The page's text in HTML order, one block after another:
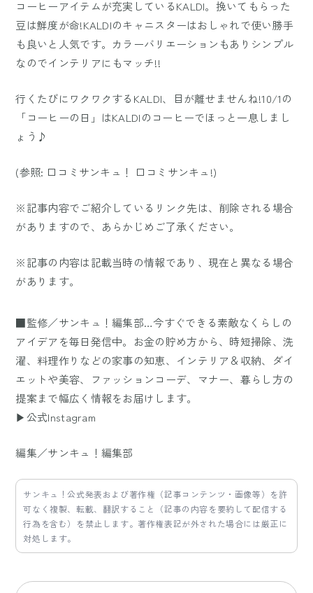
コーヒーアイテムが充実しているKALDI。挽いてもらった
豆は鮮度が命!KALDIのキャニスターはおしゃれで使い勝手
も良いと人気です。カラーバリエーションもありシンプル
なのでインテリアにもマッチ!!
行くたびにワクワクするKALDI、目が離せませんね!10/1の
「コーヒーの日」はKALDIのコーヒーでほっと一息しまし
ょう♪
(参照: 口コミサンキュ！ 口コミサンキュ!)
※記事内容でご紹介しているリンク先は、削除される場合
がありますので、あらかじめご了承ください。
※記事の内容は記載当時の情報であり、現在と異なる場合
があります。
■監修／サンキュ！編集部…今すぐできる素敵なくらしの
アイデアを毎日発信中。お金の貯め方から、時短掃除、洗
濯、料理作りなどの家事の知恵、インテリア＆収納、ダイ
エットや美容、ファッションコーデ、マナー、暮らし方の
提案まで幅広く情報をお届けします。
▶公式Instagram
編集／サンキュ！編集部
サンキュ！公式発表および著作権（記事コンテンツ・画像等）を許
可なく複製、転載、翻訳すること（記事の内容を要約して配信する
行為を含む）を禁止します。著作権表記が外された場合には厳正に
対処します。